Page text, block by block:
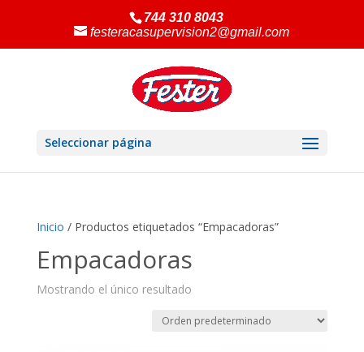
744 310 8043
festeracasupervision2@gmail.com
Seleccionar página
Inicio / Productos etiquetados “Empacadoras”
Empacadoras
Mostrando el único resultado